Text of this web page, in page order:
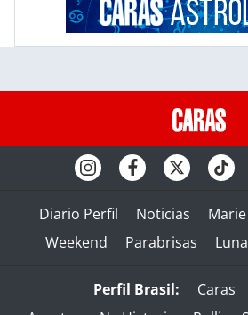
Diario Perfil Noticias
Weekend
Parabrisas
Perfil Brasil: Caras